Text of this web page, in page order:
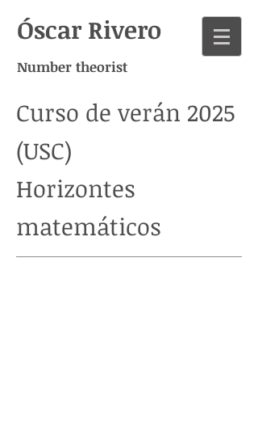
Óscar Rivero
Number theorist
Curso de verán 2025
(USC)
Horizontes
matemáticos